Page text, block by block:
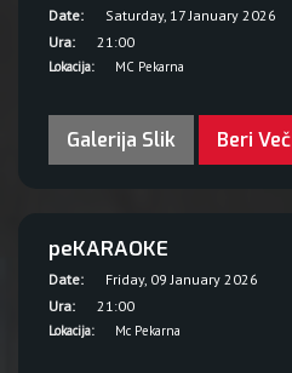
Date:
Saturday, 17 January 2026
Ura:
21:00
Lokacija: MC Pekarna
Galerija Slik Beri Več
peKARAOKE
Date:
Friday, 09 January 2026
Ura:
21:00
Lokacija: Mc Pekarna